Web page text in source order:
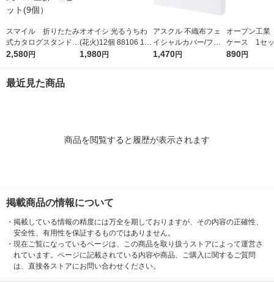
スマイル 折りたたみ
式カタログスタンド
組立式 A4三折 1セ
2,580円
オオイシ 光るうちわ
(花火)12個 88106 1袋
(12個入)
1,980円
アスクル 不織布フェ
イシャルカバー/フェ
イスカバー オリジナ
1,470円
オープン工
ケース 1セ
種9本入）
890円
最近見た商品
商品を閲覧すると履歴が表示されます
掲載商品の情報について
・ 掲載している情報の精度には万全を期しておりますが、その内容の正確性、
安全性、有用性を保証するものではありません。
・ 現在ご覧になっているページは、この商品を取り扱うストアによって運営さ
れています。ページに記載されている内容や商品、ご購入に関するご質問
は、直接各ストアにお問い合わせください。